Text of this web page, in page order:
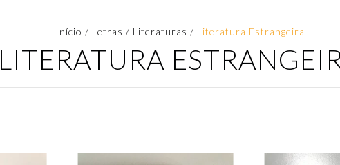
Início / Letras / Literaturas / Literatura Estrangeira
LITERATURA